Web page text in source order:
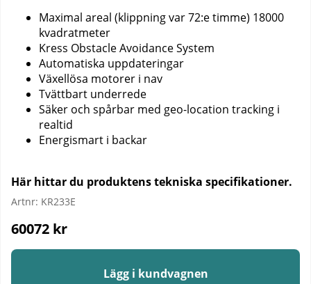
Maximal areal (klippning var 72:e timme) 18000
kvadratmeter
Kress Obstacle Avoidance System
Automatiska uppdateringar
Växellösa motorer i nav
Tvättbart underrede
Säker och spårbar med geo-location tracking i
realtid
Energismart i backar
Här hittar du produktens tekniska specifikationer.
Artnr: KR233E
60072 kr
Lägg i kundvagnen